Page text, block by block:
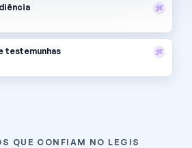
testemunhas
QUE CONFIAM NO LEGIS